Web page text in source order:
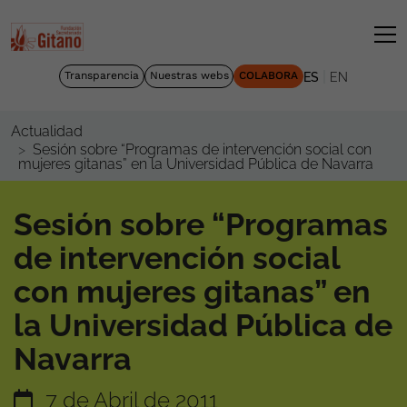
Transparencia Nuestras webs COLABORA ES EN
Actualidad
Sesión sobre “Programas de intervención social con
mujeres gitanas” en la Universidad Pública de Navarra
Sesión sobre “Programas
de intervención social
con mujeres gitanas” en
la Universidad Pública de
Navarra
7 de Abril de 2011